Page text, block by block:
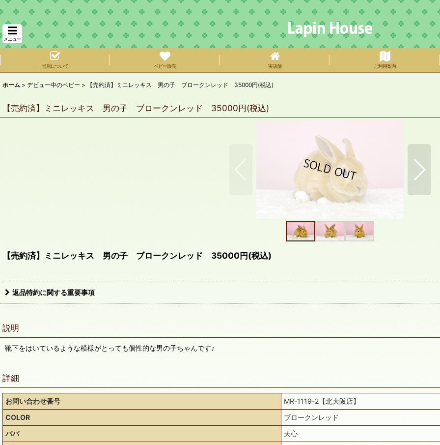
メニュー
当店について ベビー販売 実店舗 ご利用案内
ホーム > デビュー中のベビー > 【売約済】ミニレッキス 男の子 ブロークンレッド 35000円(税込)
【売約済】ミニレッキス 男の子 ブロークンレッド 35000円(税込)
【売約済】ミニレッキス 男の子 ブロークンレッド 35000円(税込)
返品特約に関する重要事項
説明
靴下をはいているような模様がとっても個性的な男の子ちゃんです♪
詳細
お問い合わせ番号
MR-1119-2【北大阪店】
COLOR
ブロークンレッド
パパ
天心